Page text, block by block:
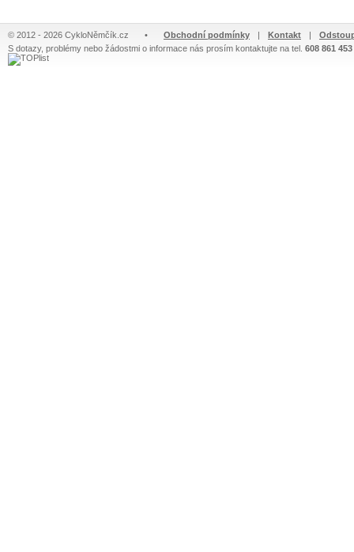
© 2012 - 2026 CykloNěmčík.cz • Obchodní podmínky | Kontakt |
S dotazy, problémy nebo žádostmi o informace nás prosím kontaktujte na tel. 608 861 453